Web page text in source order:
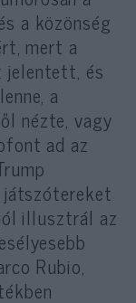
a közönség
mert a
jelentett, és
a
nézte, vagy
ad az
illusztrál az
Rubio,